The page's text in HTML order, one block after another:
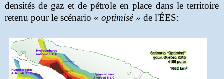
densités de gaz et de pétrole en place dans le territoire
retenu pour le scénario « optimisé » de l'ÉES: